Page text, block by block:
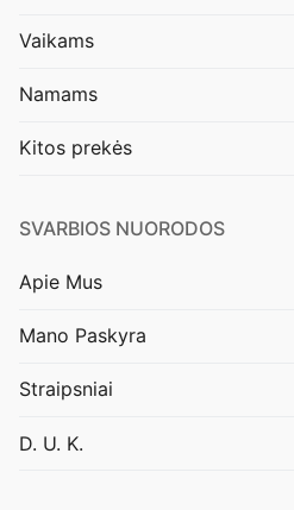
Vaikams
Namams
Kitos prekės
SVARBIOS NUORODOS
Apie Mus
Mano Paskyra
Straipsniai
D. U. K.